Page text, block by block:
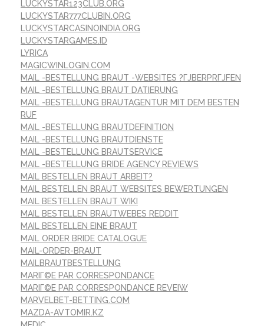
LUCKYSTAR123CLUB.ORG
LUCKYSTAR777CLUBIN.ORG
LUCKYSTARCASINOINDIA.ORG
LUCKYSTARGAMES.ID
LYRICA
MAGICWINLOGIN.COM
MAIL -BESTELLUNG BRAUT -WEBSITES ?ГЈBERPRГЈFEN
MAIL -BESTELLUNG BRAUT DATIERUNG
MAIL -BESTELLUNG BRAUTAGENTUR MIT DEM BESTEN
RUF
MAIL -BESTELLUNG BRAUTDEFINITION
MAIL -BESTELLUNG BRAUTDIENSTE
MAIL -BESTELLUNG BRAUTSERVICE
MAIL -BESTELLUNG BRIDE AGENCY REVIEWS
MAIL BESTELLEN BRAUT ARBEIT?
MAIL BESTELLEN BRAUT WEBSITES BEWERTUNGEN
MAIL BESTELLEN BRAUT WIKI
MAIL BESTELLEN BRAUTWEBES REDDIT
MAIL BESTELLEN EINE BRAUT
MAIL ORDER BRIDE CATALOGUE
MAIL-ORDER-BRAUT
MAILBRAUTBESTELLUNG
MARIГ©E PAR CORRESPONDANCE
MARIГ©E PAR CORRESPONDANCE REVEIW
MARVELBET-BETTING.COM
MAZDA-AVTOMIR.KZ